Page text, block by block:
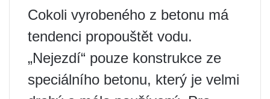
Cokoli vyrobeného z betonu má
tendenci propouštět vodu.
„Nejezdí“ pouze konstrukce ze
speciálního betonu, který je velmi